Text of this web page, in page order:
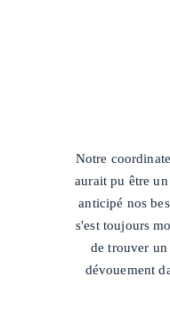
Notre
aurait pu être
anticipé nos
s'est toujours
de trouver un
dévouement